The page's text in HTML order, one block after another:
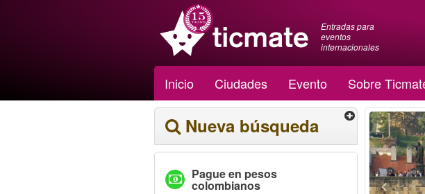
Entradas para
eventos
internacionales
Inicio Ciudades Evento Sobre
Nueva búsqueda
Pague en pesos
colombianos